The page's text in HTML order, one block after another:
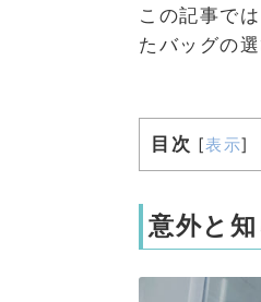
この記事で
たバッグの
目次 [表示]
意外と